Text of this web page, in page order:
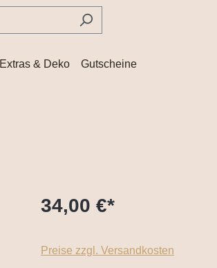
Extras & Deko Gutscheine
34,00 €*
Preise zzgl. Versandkosten